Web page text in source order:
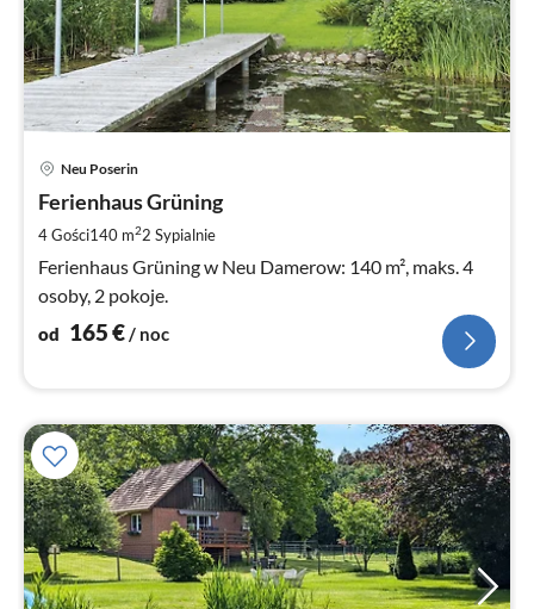
Neu Poserin
Ferienhaus Grüning
4 Gości140 m22 Sypialnie
Ferienhaus Grüning w Neu Damerow: 140 m², maks. 4
osoby, 2 pokoje.
od 165€/ noc